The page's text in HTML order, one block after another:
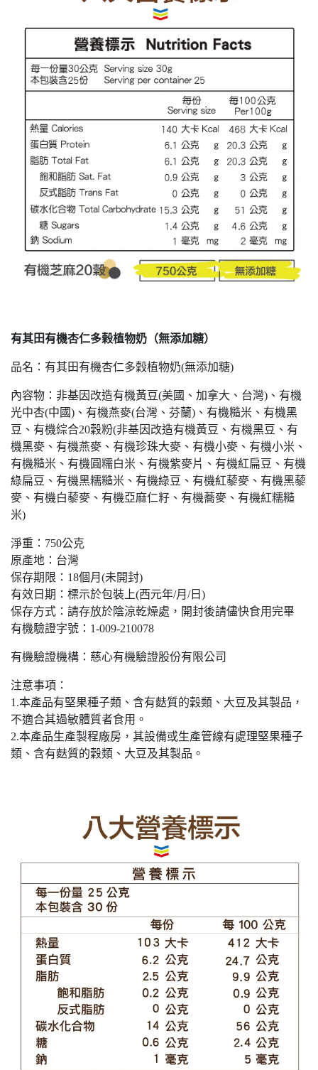
有其田有機杏仁多榖植物奶（無添加糖）
品名：有其田有機杏仁多穀植物奶(無添加糖)
內容物：非基因改造有機黃豆(美國、加拿大、台灣)、有機
光中杏(中國)、有機燕麥(台灣、芬蘭)、有機糙米、有機黑
豆、有機綜合20穀粉(非基因改造有機黃豆、有機黑豆、有
機黑麥、有機燕麥、有機珍珠大麥、有機小麥、有機小米、
有機糙米、有機圓糯白米、有機紫麥片、有機紅扁豆、有機
綠扁豆、有機黑糯糙米、有機綠豆、有機紅藜麥、有機黑藜
麥、有機白藜麥、有機亞麻仁籽、有機蕎麥、有機紅糯糙
米)
淨重：750公克
原產地：台灣
保存期限：18個月(未開封)
有效日期：標示於包裝上(西元年/月/日)
保存方式：請存放於陰涼乾燥處，開封後請儘快食用完畢
有機驗證字號：1-009-210078
有機驗證機構：慈心有機驗證股份有限公司
注意事項：
1.本產品有堅果種子類、含有麩質的穀類、大豆及其製品，
不適合其過敏體質者食用。
2.本產品生產製程廠房，其設備或生產管線有處理堅果種子
類、含有麩質的穀類、大豆及其製品。